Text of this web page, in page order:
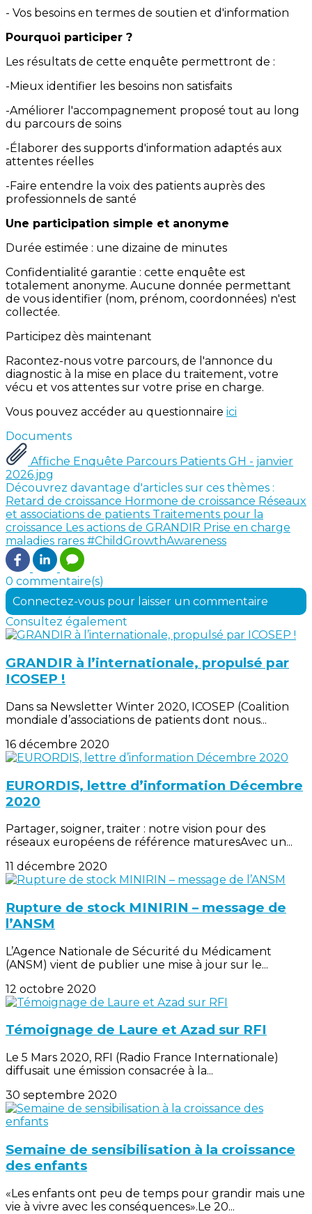
- Vos besoins en termes de soutien et d'information
Pourquoi participer ?
Les résultats de cette enquête permettront de :
-Mieux identifier les besoins non satisfaits
-Améliorer l'accompagnement proposé tout au long
du parcours de soins
-Élaborer des supports d'information adaptés aux
attentes réelles
-Faire entendre la voix des patients auprès des
professionnels de santé
Une participation simple et anonyme
Durée estimée : une dizaine de minutes
Confidentialité garantie : cette enquête est
totalement anonyme. Aucune donnée permettant
de vous identifier (nom, prénom, coordonnées) n'est
collectée.
Participez dès maintenant
Racontez-nous votre parcours, de l'annonce du
diagnostic à la mise en place du traitement, votre
vécu et vos attentes sur votre prise en charge.
Vous pouvez accéder au questionnaire ici
Documents
Affiche Enquête Parcours Patients GH - janvier
2026.jpg
Découvrez davantage d'articles sur ces thèmes :
Retard de croissance Hormone de croissance Réseaux
et associations de patients Traitements pour la
croissance Les actions de GRANDIR Prise en charge
maladies rares #ChildGrowthAwareness
0 commentaire(s)
Connectez-vous pour laisser un commentaire
Consultez également
GRANDIR à l’internationale, propulsé par
ICOSEP !
Dans sa Newsletter Winter 2020, ICOSEP (Coalition
mondiale d’associations de patients dont nous...
16 décembre 2020
EURORDIS, lettre d’information Décembre
2020
Partager, soigner, traiter : notre vision pour des
réseaux européens de référence maturesAvec un...
11 décembre 2020
Rupture de stock MINIRIN – message de
l’ANSM
L’Agence Nationale de Sécurité du Médicament
(ANSM) vient de publier une mise à jour sur le...
12 octobre 2020
Témoignage de Laure et Azad sur RFI
Le 5 Mars 2020, RFI (Radio France Internationale)
diffusait une émission consacrée à la...
30 septembre 2020
Semaine de sensibilisation à la croissance
des enfants
«Les enfants ont peu de temps pour grandir mais une
vie à vivre avec les conséquences».Le 20...